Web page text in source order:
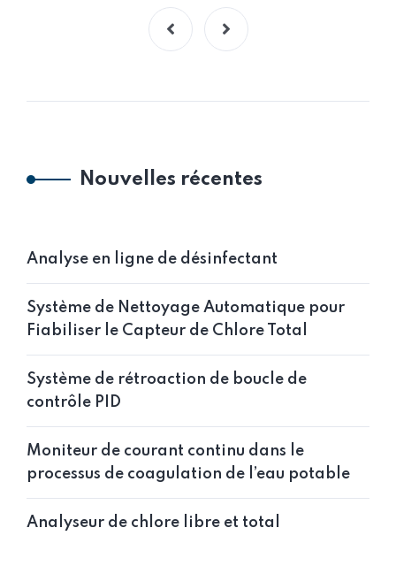
Nouvelles récentes
Analyse en ligne de désinfectant
Système de Nettoyage Automatique pour
Fiabiliser le Capteur de Chlore Total
Système de rétroaction de boucle de
contrôle PID
Moniteur de courant continu dans le
processus de coagulation de l’eau potable
Analyseur de chlore libre et total